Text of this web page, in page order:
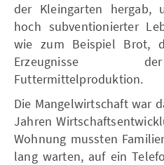
der Kleingarten hergab,
hoch subventionierter
wie zum Beispiel Brot,
Erzeugnisse
Futtermittelproduktion.
Die Mangelwirtschaft war
Jahren
Wohnung mussten
lang warten, auf ein